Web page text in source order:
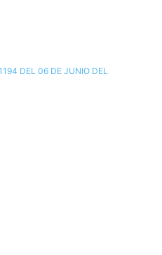
DEL 06 DE JUNIO DEL